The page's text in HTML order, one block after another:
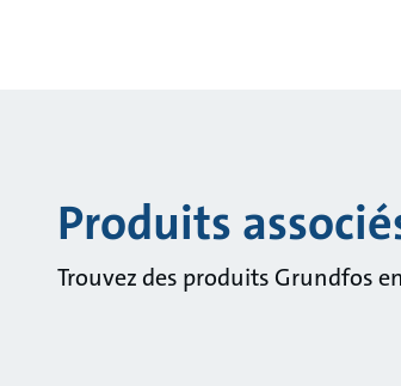
Produits
Trouvez des produits Grundfos